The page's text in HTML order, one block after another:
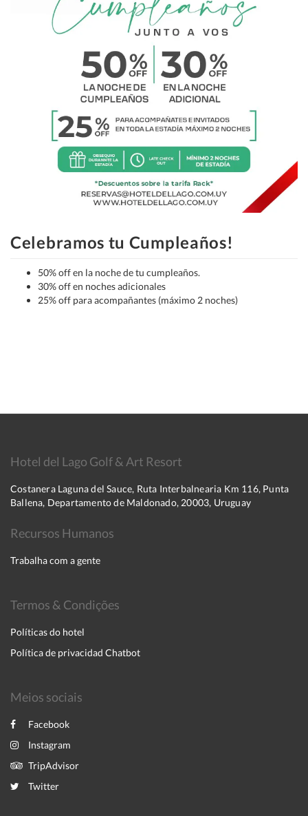
Celebramos tu Cumpleaños!
50% off en la noche de tu cumpleaños.
30% off en noches adicionales
25% off para acompañantes (máximo 2 noches)
Hotel del Lago Golf & Art Resort
Costanera Laguna del Sauce, Ruta Interbalnearia Km 116, Punta
Ballena, Departamento de Maldonado, 20003, Uruguay
Recursos Humanos
Trabalha com a gente
Termos & Condições
Políticas do hotel
Política de privacidad Chatbot
Meios sociais
Facebook
Instagram
TripAdvisor
Twitter